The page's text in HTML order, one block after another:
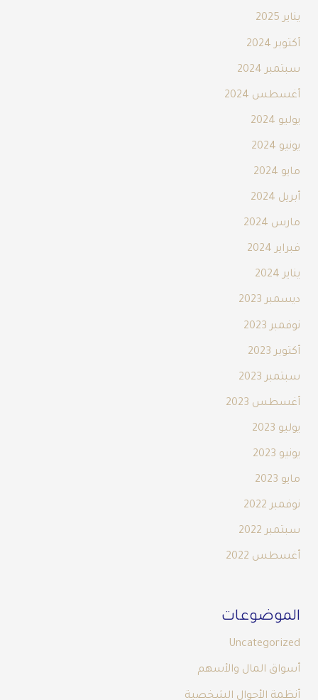
يناير 2025
أكتوبر 2024
سبتمبر 2024
أغسطس 2024
يوليو 2024
يونيو 2024
مايو 2024
أبريل 2024
مارس 2024
فبراير 2024
يناير 2024
ديسمبر 2023
نوفمبر 2023
أكتوبر 2023
سبتمبر 2023
أغسطس 2023
يوليو 2023
يونيو 2023
مايو 2023
نوفمبر 2022
سبتمبر 2022
أغسطس 2022
الموضوعات
Uncategorized
أسواق المال والأسهم
أنظمة الأحوال الشخصية